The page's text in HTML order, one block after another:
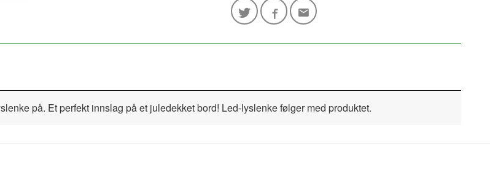
på. Et perfekt innslag på et juledekket bord! Led-lyslenke følger med produktet.